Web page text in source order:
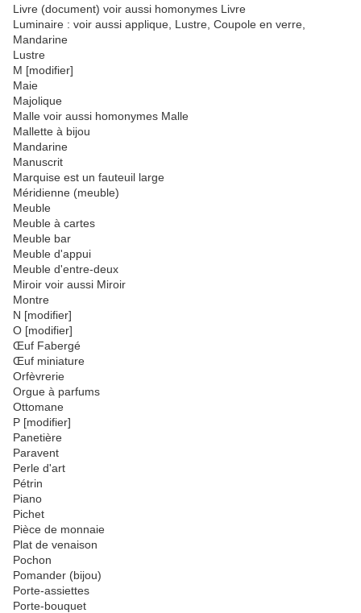
Livre (document) voir aussi homonymes Livre
Luminaire : voir aussi applique, Lustre, Coupole en verre,
Mandarine
Lustre
M [modifier]
Maie
Majolique
Malle voir aussi homonymes Malle
Mallette à bijou
Mandarine
Manuscrit
Marquise est un fauteuil large
Méridienne (meuble)
Meuble
Meuble à cartes
Meuble bar
Meuble d'appui
Meuble d'entre-deux
Miroir voir aussi Miroir
Montre
N [modifier]
O [modifier]
Œuf Fabergé
Œuf miniature
Orfèvrerie
Orgue à parfums
Ottomane
P [modifier]
Panetière
Paravent
Perle d'art
Pétrin
Piano
Pichet
Pièce de monnaie
Plat de venaison
Pochon
Pomander (bijou)
Porte-assiettes
Porte-bouquet